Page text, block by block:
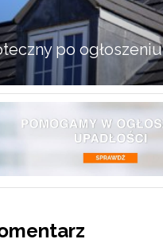
po ogłoszeniu